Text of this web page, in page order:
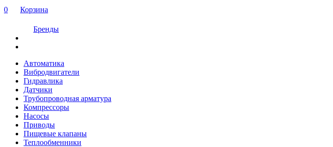
0
Корзина
Бренды
Автоматика
Вибродвигатели
Гидравлика
Датчики
Трубопроводная арматура
Компрессоры
Насосы
Приводы
Пищевые клапаны
Теплообменники